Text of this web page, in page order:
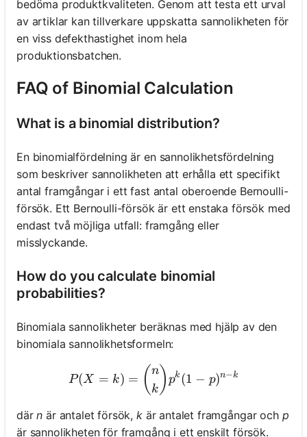
bedöma produktkvaliteten. Genom att testa ett urval
av artiklar kan tillverkare uppskatta sannolikheten för
en viss defekthastighet inom hela
produktionsbatchen.
FAQ of Binomial Calculation
What is a binomial distribution?
En binomialfördelning är en sannolikhetsfördelning
som beskriver sannolikheten att erhålla ett specifikt
antal framgångar i ett fast antal oberoende Bernoulli-
försök. Ett Bernoulli-försök är ett enstaka försök med
endast två möjliga utfall: framgång eller
misslyckande.
How do you calculate binomial
probabilities?
Binomiala sannolikheter beräknas med hjälp av den
binomiala sannolikhetsformeln:
P(X = k) = \binom{n}{k}
P(X = k) = ( k
n)pk (1 − p)n−k
därn är antalet försök,kär antalet framgångar och p
är sannolikheten för framgång i ett enskilt försök.